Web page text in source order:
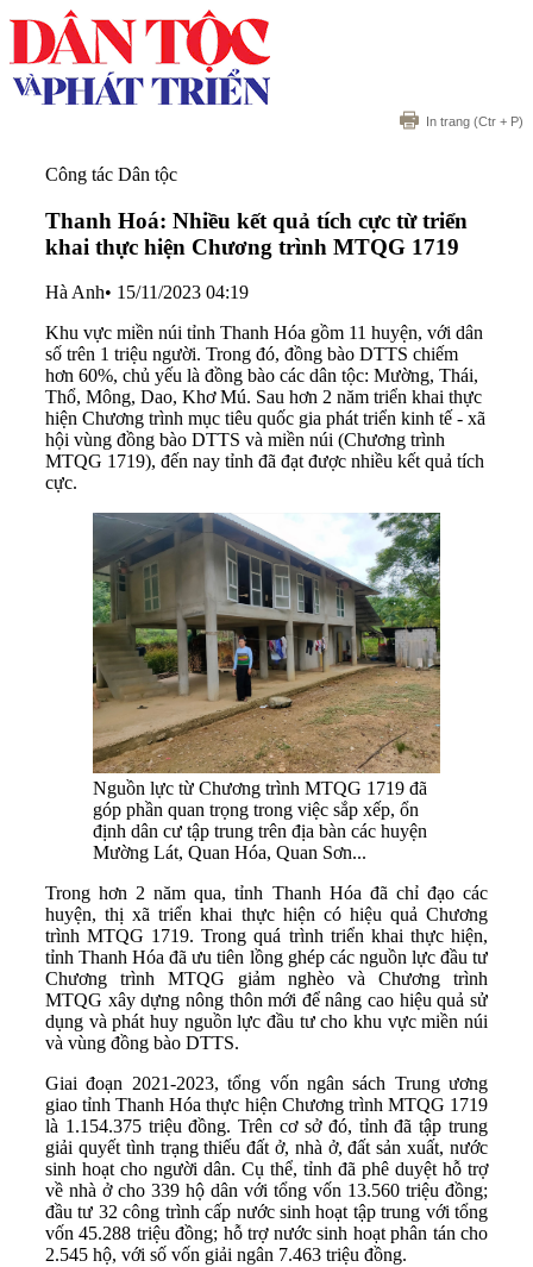
In trang (Ctr + P)
Công tác Dân tộc
Thanh Hoá: Nhiều kết quả tích cực từ triển
khai thực hiện Chương trình MTQG 1719
Hà Anh• 15/11/2023 04:19
Khu vực miền núi tỉnh Thanh Hóa gồm 11 huyện, với dân
số trên 1 triệu người. Trong đó, đồng bào DTTS chiếm
hơn 60%, chủ yếu là đồng bào các dân tộc: Mường, Thái,
Thổ, Mông, Dao, Khơ Mú. Sau hơn 2 năm triển khai thực
hiện Chương trình mục tiêu quốc gia phát triển kinh tế - xã
hội vùng đồng bào DTTS và miền núi (Chương trình
MTQG 1719), đến nay tỉnh đã đạt được nhiều kết quả tích
cực.
Nguồn lực từ Chương trình MTQG 1719 đã
góp phần quan trọng trong việc sắp xếp, ổn
định dân cư tập trung trên địa bàn các huyện
Mường Lát, Quan Hóa, Quan Sơn...
Trong hơn 2 năm qua, tỉnh Thanh Hóa đã chỉ đạo các
huyện, thị xã triển khai thực hiện có hiệu quả Chương
trình MTQG 1719. Trong quá trình triển khai thực hiện,
tỉnh Thanh Hóa đã ưu tiên lồng ghép các nguồn lực đầu tư
Chương trình MTQG giảm nghèo và Chương trình
MTQG xây dựng nông thôn mới để nâng cao hiệu quả sử
dụng và phát huy nguồn lực đầu tư cho khu vực miền núi
và vùng đồng bào DTTS.
Giai đoạn 2021-2023, tổng vốn ngân sách Trung ương
giao tỉnh Thanh Hóa thực hiện Chương trình MTQG 1719
là 1.154.375 triệu đồng. Trên cơ sở đó, tỉnh đã tập trung
giải quyết tình trạng thiếu đất ở, nhà ở, đất sản xuất, nước
sinh hoạt cho người dân. Cụ thể, tỉnh đã phê duyệt hỗ trợ
về nhà ở cho 339 hộ dân với tổng vốn 13.560 triệu đồng;
đầu tư 32 công trình cấp nước sinh hoạt tập trung với tổng
vốn 45.288 triệu đồng; hỗ trợ nước sinh hoạt phân tán cho
2.545 hộ, với số vốn giải ngân 7.463 triệu đồng.